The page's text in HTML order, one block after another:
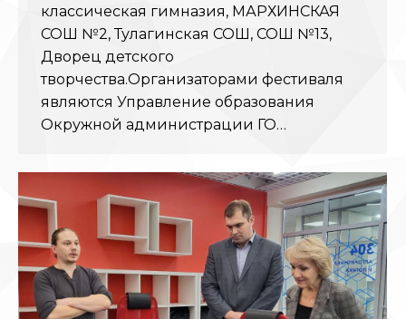
классическая гимназия, МАРХИНСКАЯ
СОШ №2, Тулагинская СОШ, СОШ №13,
Дворец детского
творчества.Организаторами фестиваля
являются Управление образования
Окружной администрации ГО…